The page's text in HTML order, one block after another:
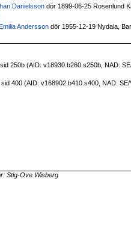
Danielsson dör 1899-06-25 Rosenlund
Andersson dör 1955-12-19 Nydala,
250b (AID: v18930.b260.s250b, NAD:
400 (AID: v168902.b410.s400, NAD:
Stig-Ove Wisberg